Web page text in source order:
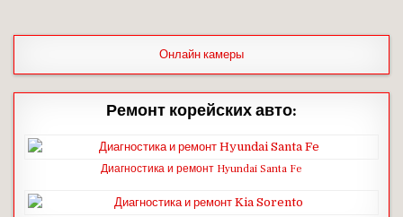
Онлайн камеры
Ремонт корейских авто:
Диагностика и ремонт Hyundai Santa Fe